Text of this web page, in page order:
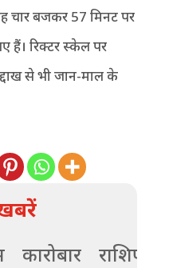
चार बजकर 57 मिनट पर
रिक्टर स्केल पर
से भी जान-माल के
कारोबार राशिफल